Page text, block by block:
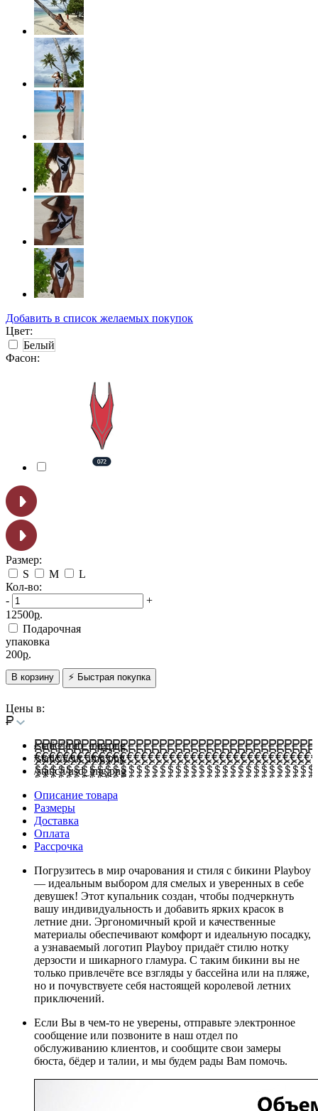
Добавить в список желаемых покупок
Цвет:
Белый
Фасон:
Размер:
S
M
L
Кол-во:
-
+
12500р.
Подарочная
упаковка
200р.
В корзину ⚡ Быстрая покупка
Цены в:
/static/i/rub_img.png
/static/i/eur_img.png
/static/i/usd_img.png
Описание товара
Размеры
Доставка
Оплата
Рассрочка
Погрузитесь в мир очарования и стиля с бикини Playboy
— идеальным выбором для смелых и уверенных в себе
девушек! Этот купальник создан, чтобы подчеркнуть
вашу индивидуальность и добавить ярких красок в
летние дни. Эргономичный крой и качественные
материалы обеспечивают комфорт и идеальную посадку,
а узнаваемый логотип Playboy придаёт стилю нотку
дерзости и шикарного гламура. С таким бикини вы не
только привлечёте все взгляды у бассейна или на пляже,
но и почувствуете себя настоящей королевой летних
приключений.
Если Вы в чем-то не уверены, отправьте электронное
сообщение или позвоните в наш отдел по
обслуживанию клиентов, и сообщите свои замеры
бюста, бёдер и талии, и мы будем рады Вам помочь.